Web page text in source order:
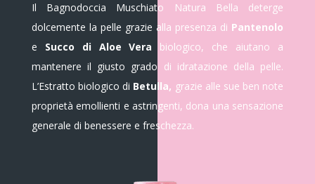
Il Bagnodoccia Muschiato Natura Bella deterge
dolcemente la pelle grazie alla presenza di Pantenolo
e Succo di Aloe Vera biologico, che aiutano a
mantenere il giusto grado di idratazione della pelle.
L’Estratto biologico di Betulla, grazie alle sue ben note
proprietà emollienti e astringenti, dona una sensazione
generale di benessere e freschezza.